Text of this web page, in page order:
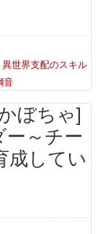
異世界支配のスキル
音
ぼちゃ]
～チー
成してい